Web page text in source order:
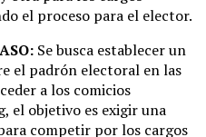
el proceso para el elector.
Se busca establecer un
el padrón electoral en las
a los comicios
el objetivo es exigir una
competir por los cargos